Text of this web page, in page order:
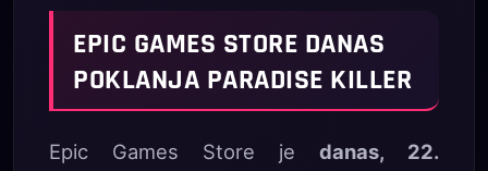
EPIC GAMES STORE DANAS
POKLANJA PARADISE KILLER
Epic Games Store je danas, 22.